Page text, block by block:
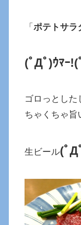
「ポテトサラ
(ﾟДﾟ)ｳﾏｰ!(
ゴロっとした
ちゃくちゃ旨
生ビール(ﾟД